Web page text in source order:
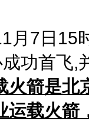
7日15时
功首飞,
火箭是北
运载火箭